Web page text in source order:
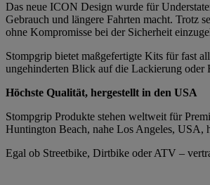
Das neue ICON Design wurde für
Gebrauch und längere Fahrten macht. Trotz
ohne Kompromisse bei der Sicherheit
Stompgrip bietet maßgefertigte Kits für fast
ungehinderten Blick auf die Lackierung oder
Höchste Qualität, hergestellt in den USA
Stompgrip Produkte stehen weltweit für
Huntington Beach, nahe Los Angeles, USA,
Egal ob Streetbike, Dirtbike oder ATV –